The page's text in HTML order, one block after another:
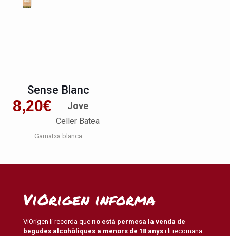
Sense Blanc
8,20€ Jove
Celler Batea
Garnatxa blanca
ViOrigen informa
ViOrigen li recorda que no està permesa la venda de
begudes alcohòliques a menors de 18 anys i li recomana